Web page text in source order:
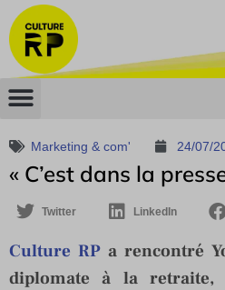
Marketing & com' 24/07/
« C’est dans la
Twitter LinkedIn
Culture RP a rencontré
diplomate à la